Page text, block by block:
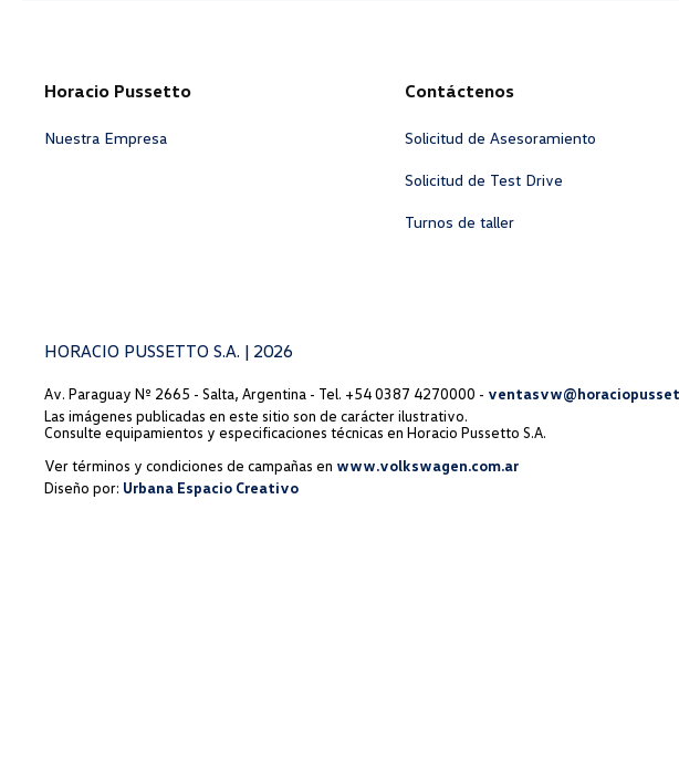
Horacio Pussetto
Nuestra Empresa
Contáctenos
Solicitud de Asesoramiento
Solicitud de Test Drive
Turnos de taller
HORACIO PUSSETTO S.A. | 2026
Av. Paraguay Nº 2665 - Salta, Argentina - Tel. +54 0387 4270000 -
Las imágenes publicadas en este sitio son de carácter ilustrativo.
Consulte equipamientos y especificaciones técnicas en Horacio Pussetto S.A.
Ver términos y condiciones de campañas en www.volkswagen.com.ar
Diseño por: Urbana Espacio Creativo